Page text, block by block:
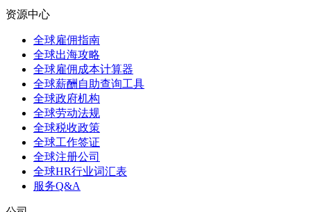
资源中心
全球雇佣指南
全球出海攻略
全球雇佣成本计算器
全球薪酬自助查询工具
全球政府机构
全球劳动法规
全球税收政策
全球工作签证
全球注册公司
全球HR行业词汇表
服务Q&A